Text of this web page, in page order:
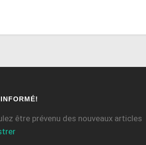
être prévenu des nouveaux articles